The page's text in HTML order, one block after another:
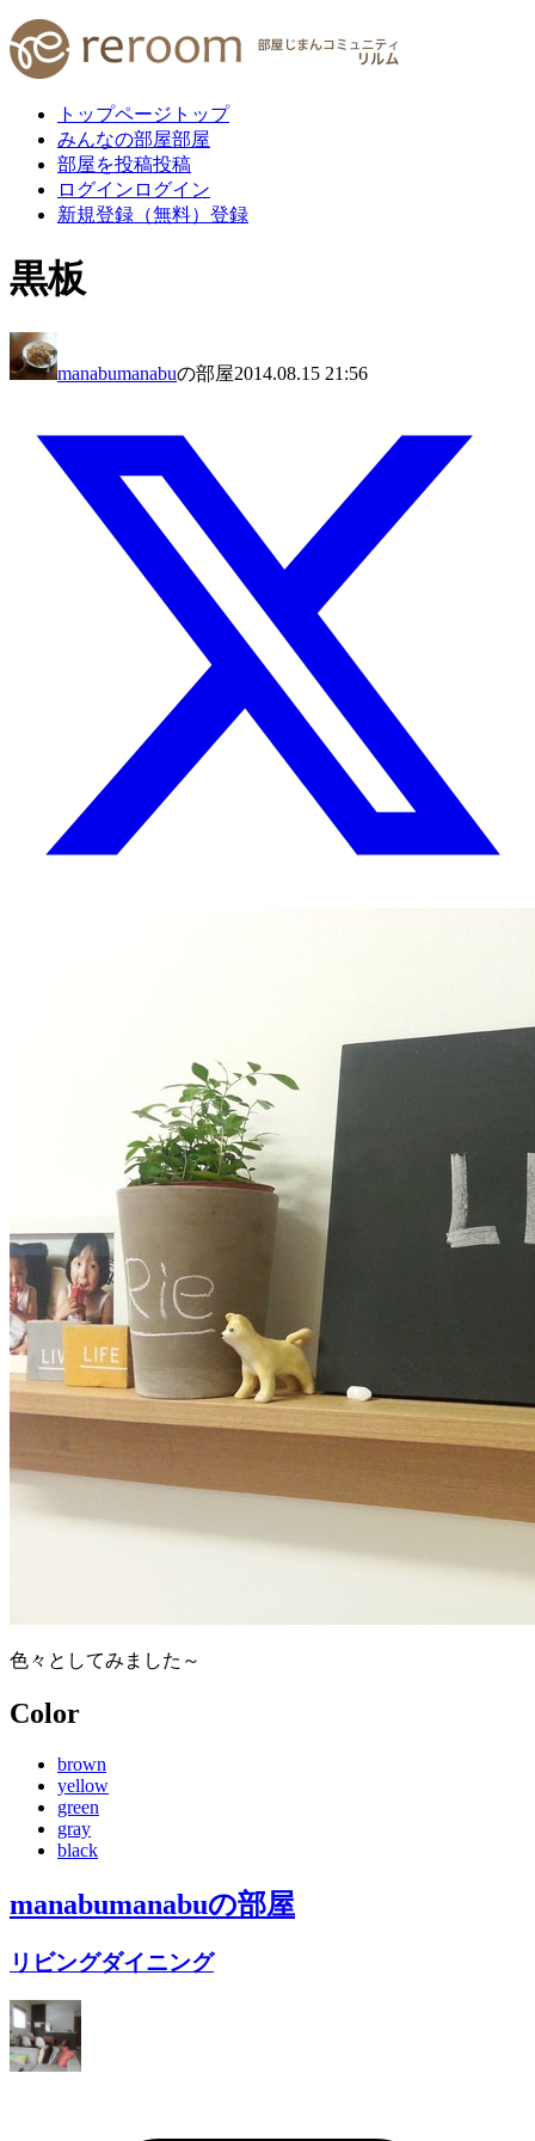
トップページ トップ
みんなの部屋部屋
部屋を投稿投稿
ログイン ログイン
新規登録（無料） 登録
黒板
manabumanabuの部屋2014.08.15 21:56
色々としてみました～
Color
brown
yellow
green
gray
black
manabumanabuの部屋
リビングダイニング